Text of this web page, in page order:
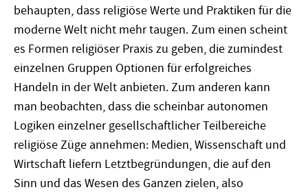
behaupten, dass religiöse Werte und Praktiken für die
moderne Welt nicht mehr taugen. Zum einen scheint
es Formen religiöser Praxis zu geben, die zumindest
einzelnen Gruppen Optionen für erfolgreiches
Handeln in der Welt anbieten. Zum anderen kann
man beobachten, dass die scheinbar autonomen
Logiken einzelner gesellschaftlicher Teilbereiche
religiöse Züge annehmen: Medien, Wissenschaft und
Wirtschaft liefern Letztbegründungen, die auf den
Sinn und das Wesen des Ganzen zielen, also